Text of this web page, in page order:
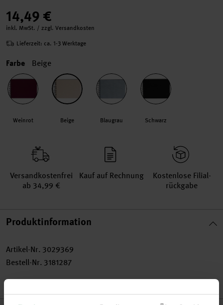
14,49 €
inkl. MwSt. / zzgl. Versandkosten
Lieferzeit: ca. 1-3 Werktage
Farbe Beige
Weinrot Beige Blaugrau Schwarz
Versand­kosten­frei
ab 34,99 €
Kauf auf Rechnung
Kosten­lose Filial­
rückgabe
Produktinformation
Artikel-Nr. 3029369
Bestell-Nr. 3181287